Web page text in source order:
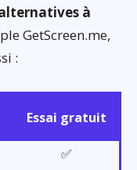
à
GetScreen.me,
:
Essai gratuit
✅